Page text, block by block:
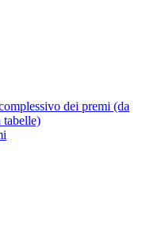
dei premi (da
tabelle)